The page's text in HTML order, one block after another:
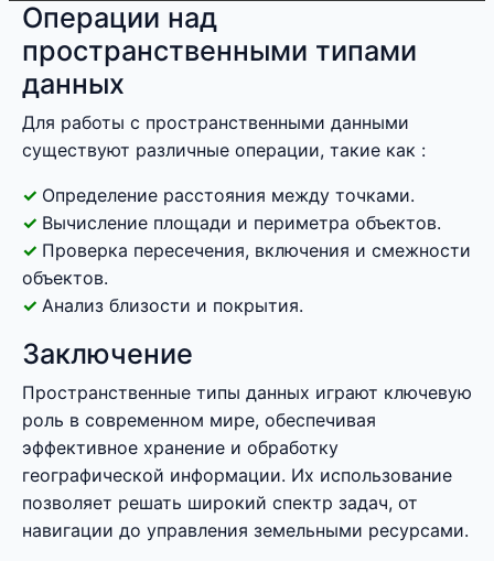
Операции над
пространственными типами
данных
Для работы с пространственными данными
существуют различные операции, такие как :
Определение расстояния между точками.
Вычисление площади и периметра объектов.
Проверка пересечения, включения и смежности
объектов.
Анализ близости и покрытия.
Заключение
Пространственные типы данных играют ключевую
роль в современном мире, обеспечивая
эффективное хранение и обработку
географической информации. Их использование
позволяет решать широкий спектр задач, от
навигации до управления земельными ресурсами.